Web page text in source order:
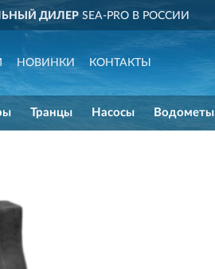
ДИЛЕРSEA-PRO В РОССИИ
НОВИНКИ КОНТАКТЫ
Транцы Насосы Водометы